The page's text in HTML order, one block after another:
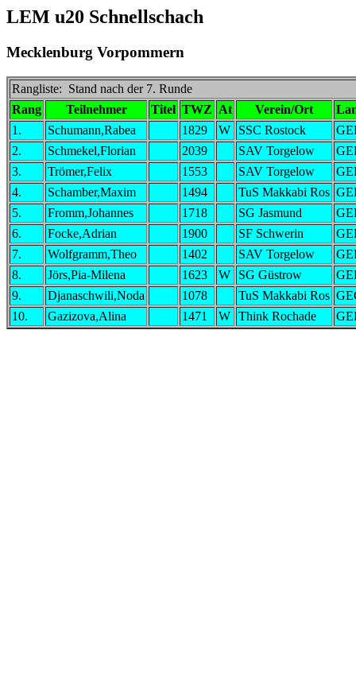
LEM u20 Schnellschach
Mecklenburg Vorpommern
Rangliste: Stand nach der 7. Runde
Rang
Teilnehmer Titel TWZ At Verein/Ort
1.
Schumann,Rabea 1829 W SSC Rostock
2.
Schmekel,Florian 2039 SAV Torgelow
3.
Trömer,Felix 1553 SAV Torgelow
4.
Schamber,Maxim 1494 TuS Makkabi Ros
5.
Fromm,Johannes 1718 SG Jasmund
6.
Focke,Adrian 1900 SF Schwerin
7.
Wolfgramm,Theo 1402 SAV Torgelow
8.
Jörs,Pia-Milena 1623 W SG Güstrow
9.
Djanaschwili,Noda 1078 TuS Makkabi Ros
10.
Gazizova,Alina 1471 W Think Rochade